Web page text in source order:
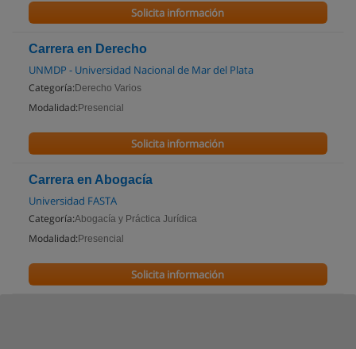
Solicita información
Carrera en Derecho
UNMDP - Universidad Nacional de Mar del Plata
Categoría: Derecho Varios
Modalidad: Presencial
Solicita información
Carrera en Abogacía
Universidad FASTA
Categoría:Abogacía y Práctica Jurídica
Modalidad: Presencial
Solicita información